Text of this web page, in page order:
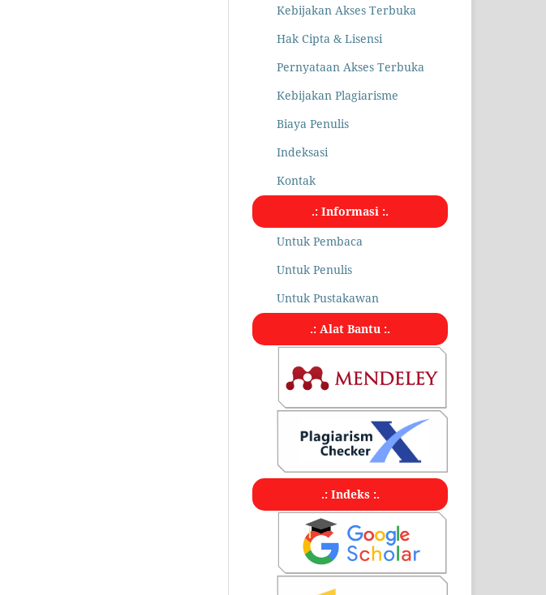
Kebijakan Akses Terbuka
Hak Cipta & Lisensi
Pernyataan Akses Terbuka
Kebijakan Plagiarisme
Biaya Penulis
Indeksasi
Kontak
.: Informasi :.
Untuk Pembaca
Untuk Penulis
Untuk Pustakawan
.: Alat Bantu :.
.: Indeks :.